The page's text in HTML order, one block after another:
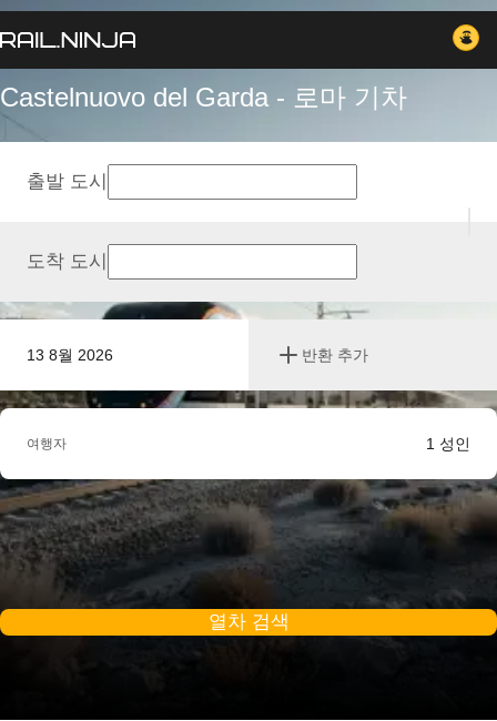
Castelnuovo del Garda - 로마 기차
13 8월 2026 반환 추가
출발 도시
도착 도시
여행자 1 성인
열차 검색